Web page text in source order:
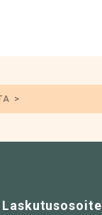
>
Laskutusosoite